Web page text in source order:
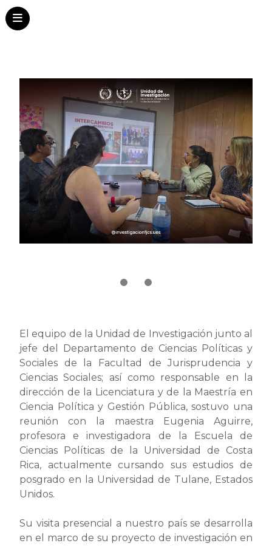
El equipo de la Unidad de Investigación junto al
jefe del Departamento de Ciencias Políticas y
Sociales de la Facultad de Jurisprudencia y
Ciencias Sociales; así como responsable en la
dirección de la Licenciatura y de la Maestría en
Ciencia Política y Gestión Pública, sostuvo una
reunión con la maestra Eugenia Aguirre,
profesora e investigadora de la Escuela de
Ciencias Políticas de la Universidad de Costa
Rica, actualmente cursando sus estudios de
posgrado en la Universidad de Tulane, Estados
Unidos.
Su visita presencial a nuestro país se desarrolla
en el marco de su proyecto de investigación en